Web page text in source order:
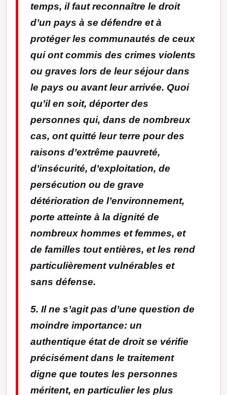
temps, il faut reconnaître le droit
d’un pays à se défendre et à
protéger les communautés de ceux
qui ont commis des crimes violents
ou graves lors de leur séjour dans
le pays ou avant leur arrivée. Quoi
qu’il en soit, déporter des
personnes qui, dans de nombreux
cas, ont quitté leur terre pour des
raisons d’extrême pauvreté,
d’insécurité, d’exploitation, de
persécution ou de grave
détérioration de l’environnement,
porte atteinte à la dignité de
nombreux hommes et femmes, et
de familles tout entières, et les rend
particulièrement vulnérables et
sans défense.
5. Il ne s’agit pas d’une question de
moindre importance: un
authentique état de droit se vérifie
précisément dans le traitement
digne que toutes les personnes
méritent, en particulier les plus